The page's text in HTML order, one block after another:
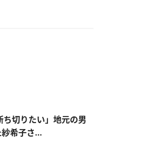
ち切りたい」地元の男
希子さ...